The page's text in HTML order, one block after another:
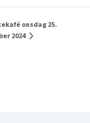
onsdag 25.
2024